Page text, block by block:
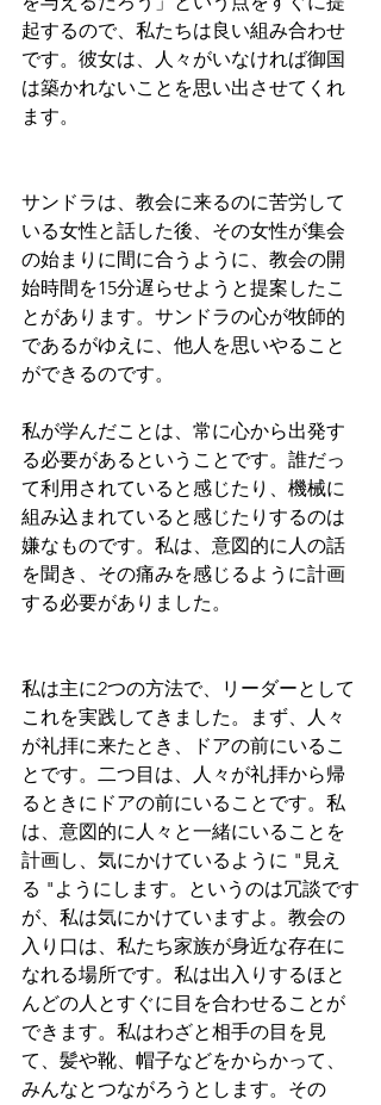
起するので、私たちは良い組み合わせ
です。彼女は、人々がいなければ御国
は築かれないことを思い出させてくれ
ます。
サンドラは、教会に来るのに苦労して
いる女性と話した後、その女性が集会
の始まりに間に合うように、教会の開
始時間を15分遅らせようと提案したこ
とがあります。サンドラの心が牧師的
であるがゆえに、他人を思いやること
ができるのです。
私が学んだことは、常に心から出発す
る必要があるということです。誰だっ
て利用されていると感じたり、機械に
組み込まれていると感じたりするのは
嫌なものです。私は、意図的に人の話
を聞き、その痛みを感じるように計画
する必要がありました。
私は主に2つの方法で、リーダーとして
これを実践してきました。まず、人々
が礼拝に来たとき、ドアの前にいるこ
とです。二つ目は、人々が礼拝から帰
るときにドアの前にいることです。私
は、意図的に人々と一緒にいることを
計画し、気にかけているように "見え
る "ようにします。というのは冗談です
が、私は気にかけていますよ。教会の
入り口は、私たち家族が身近な存在に
なれる場所です。私は出入りするほと
んどの人とすぐに目を合わせることが
できます。私はわざと相手の目を見
て、髪や靴、帽子などをからかって、
みんなとつながろうとします。その